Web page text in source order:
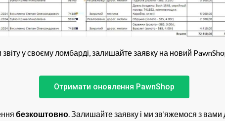
у своєму ломбарді, залишайте заявку на новий
Отримати оновлення PawnShop
безкоштовно. Залишайте заявку і ми зв’яжемося з